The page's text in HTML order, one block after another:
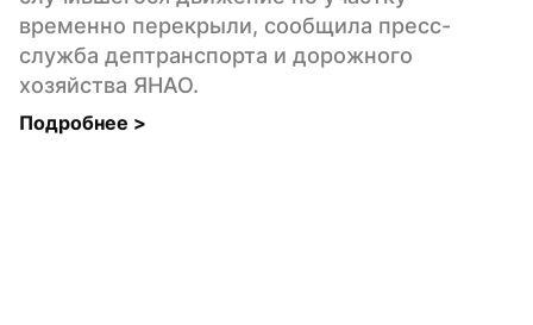
временно перекрыли, сообщила пресс-
служба дептранспорта и дорожного
хозяйства ЯНАО.
Подробнее >